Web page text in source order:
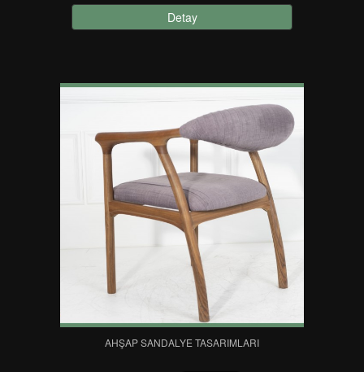
Detay
AHŞAP SANDALYE TASARIMLARI